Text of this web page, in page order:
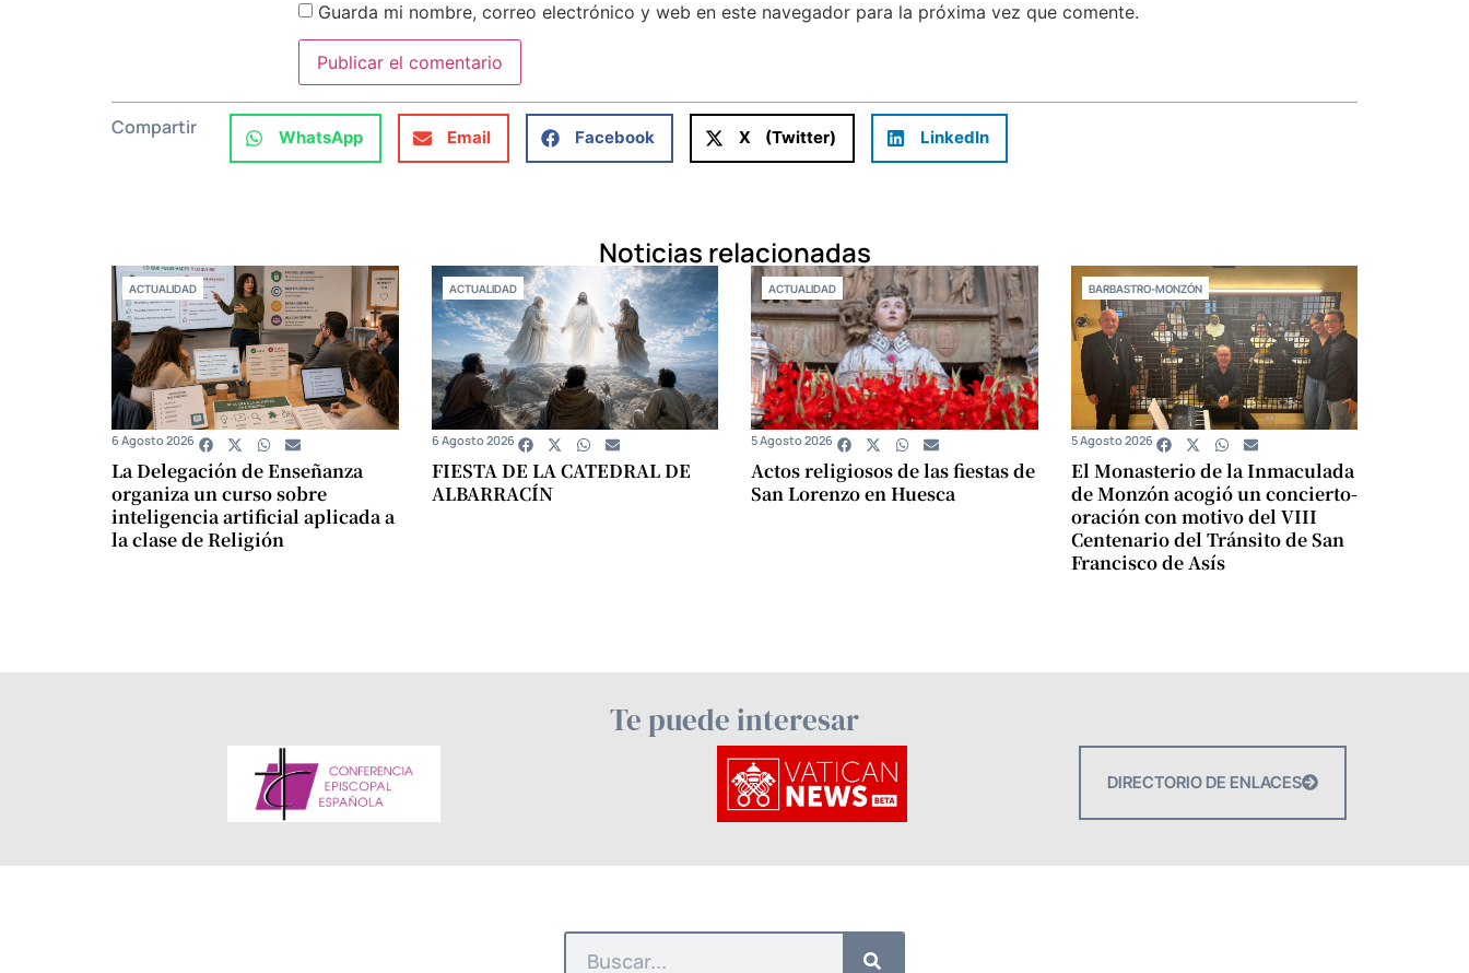
Guarda mi nombre, correo electrónico y web en este navegador para la próxima vez que comente.
Compartir WhatsApp Email Facebook X (Twitter) LinkedIn
Noticias relacionadas
ACTUALIDAD
La Delegación de Enseñanza
organiza un curso sobre
inteligencia artificial aplicada a
la clase de Religión
6 Agosto 2026
ACTUALIDAD
FIESTA DE LA CATEDRAL DE
ALBARRACÍN
6 Agosto 2026
ACTUALIDAD
Actos religiosos de las fiestas de
San Lorenzo en Huesca
5 Agosto 2026
BARBASTRO-MONZÓN
El Monasterio de la Inmaculada
de Monzón acogió un concierto-
oración con motivo del VIII
Centenario del Tránsito de San
Francisco de Asís
5 Agosto 2026
Te puede interesar
DIRECTORIO DE ENLACES